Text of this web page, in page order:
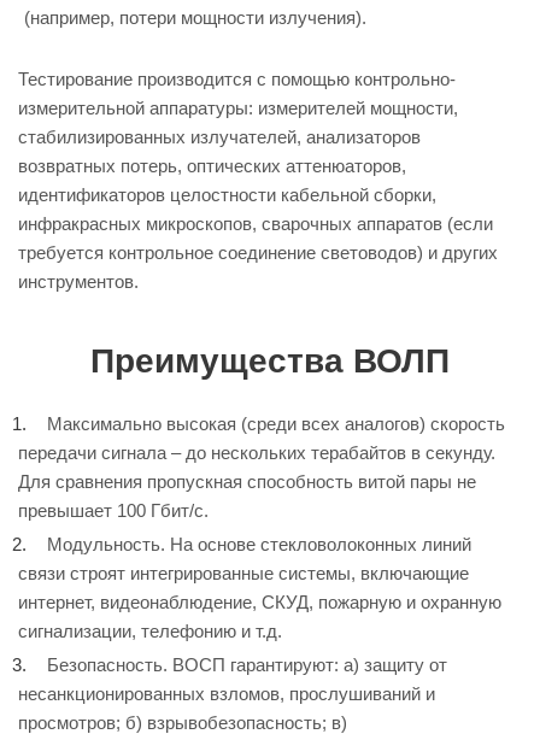
(например, потери мощности излучения).
Тестирование производится с помощью контрольно-
измерительной аппаратуры: измерителей мощности,
стабилизированных излучателей, анализаторов
возвратных потерь, оптических аттенюаторов,
идентификаторов целостности кабельной сборки,
инфракрасных микроскопов, сварочных аппаратов (если
требуется контрольное соединение световодов) и других
инструментов.
Преимущества ВОЛП
Максимально высокая (среди всех аналогов) скорость
передачи сигнала – до нескольких терабайтов в секунду.
Для сравнения пропускная способность витой пары не
превышает 100 Гбит/с.
Модульность. На основе стекловолоконных линий
связи строят интегрированные системы, включающие
интернет, видеонаблюдение, СКУД, пожарную и охранную
сигнализации, телефонию и т.д.
Безопасность. ВОСП гарантируют: а) защиту от
несанкционированных взломов, прослушиваний и
просмотров; б) взрывобезопасность; в)